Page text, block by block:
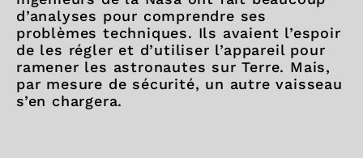
d’analyses pour comprendre ses
problèmes techniques. Ils avaient l’espoir
de les régler et d’utiliser l’appareil pour
ramener les astronautes sur Terre. Mais,
par mesure de sécurité, un autre vaisseau
s’en chargera.